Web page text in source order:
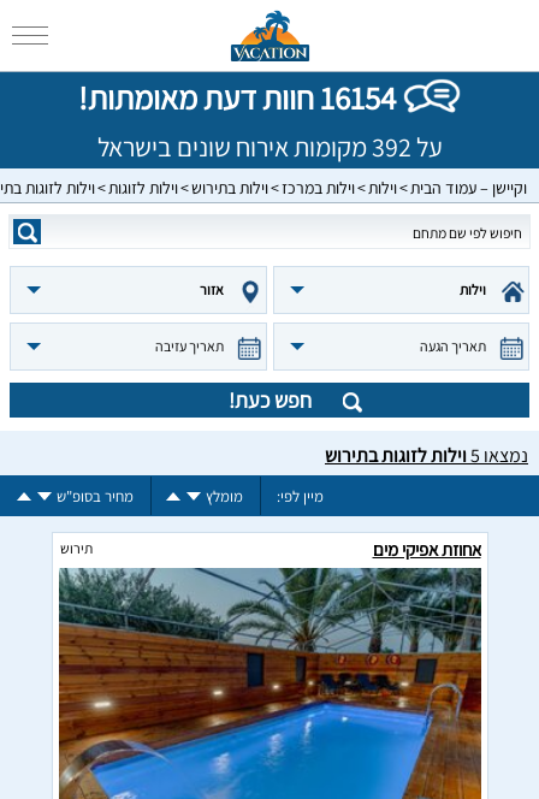
16154 חוות דעת מאומתות!
על 392 מקומות אירוח שונים בישראל
וקיישן – עמוד הבית וילות וילות במרכז וילות בתירוש וילות לזוגות וילות לזוגות
וילות אזור
תאריך הגעה תאריך עזיבה
חפש כעת!
נמצאו 5וילות לזוגות בתירוש
מיין לפי: מומלץ מחיר בסופ"ש
אחוזת אפיקי מים תירוש